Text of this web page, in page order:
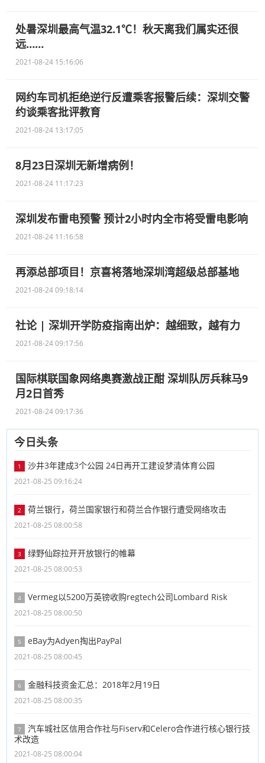
处暑深圳最高气温32.1℃！秋天离我们属实还很
远……
2021-08-24 15:16:06
网约车司机拒绝逆行反遭乘客报警后续：深圳交警
约谈乘客批评教育
2021-08-24 13:17:05
8月23日深圳无新增病例！
2021-08-24 11:17:23
深圳发布雷电预警 预计2小时内全市将受雷电影响
2021-08-24 11:16:58
再添总部项目！京喜将落地深圳湾超级总部基地
2021-08-24 09:18:14
社论 | 深圳开学防疫指南出炉：越细致，越有力
2021-08-24 09:17:56
国际棋联国象网络奥赛激战正酣 深圳队厉兵秣马9
月2日首秀
2021-08-24 09:17:36
今日头条
1 沙井3年建成3个公园 24日再开工建设梦清体育公园
2021-08-25 09:16:24
2 荷兰银行，荷兰国家银行和荷兰合作银行遭受网络攻击
2021-08-25 08:00:58
3 绿野仙踪拉开开放银行的帷幕
2021-08-25 08:00:53
4 Vermeg以5200万英镑收购regtech公司Lombard Risk
2021-08-25 08:00:50
5 eBay为Adyen掏出PayPal
2021-08-25 08:00:45
6 金融科技资金汇总：2018年2月19日
2021-08-25 08:00:35
7
汽车城社区信用合作社与Fiserv和Celero合作进行核心银行技
术改造
2021-08-25 08:00:04